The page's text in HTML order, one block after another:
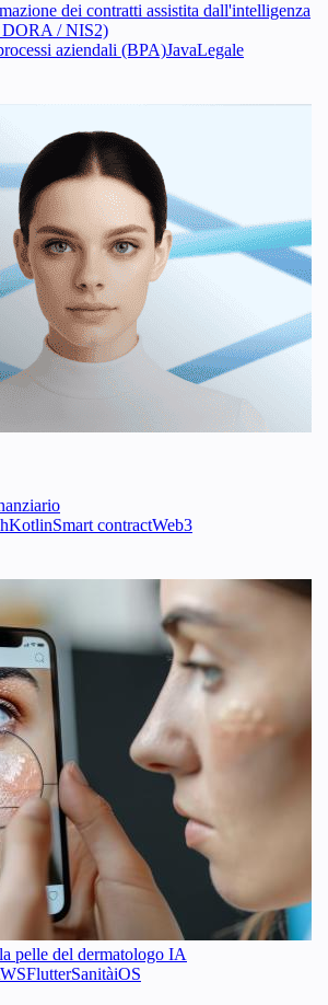
dei contratti assistita dall'intelligenza
DORA / NIS2)
aziendali (BPA)JavaLegale
KotlinSmart contractWeb3
pelle del dermatologo IA
FlutterSanitàiOS